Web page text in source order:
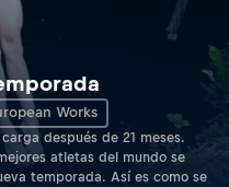
Works
después de 21 meses.
atletas del mundo se
temporada. Así es como se